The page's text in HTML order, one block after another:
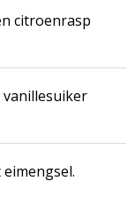
citroenrasp
vanillesuiker